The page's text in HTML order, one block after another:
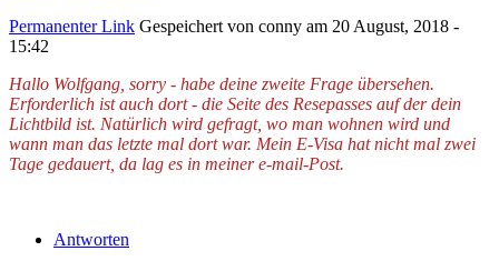
Permanenter Link Gespeichert von conny am 20 August, 2018 -
15:42
Hallo Wolfgang, sorry - habe deine zweite Frage übersehen.
Erforderlich ist auch dort - die Seite des Resepasses auf der dein
Lichtbild ist. Natürlich wird gefragt, wo man wohnen wird und
wann man das letzte mal dort war. Mein E-Visa hat nicht mal zwei
Tage gedauert, da lag es in meiner e-mail-Post.
Antworten